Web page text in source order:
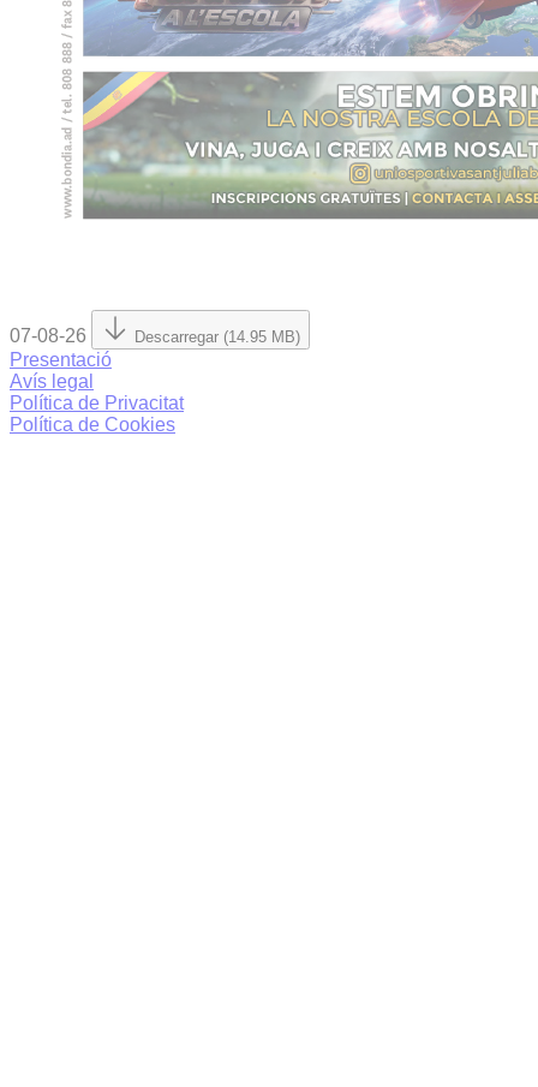
07-08-26 Descarregar (14.95 MB)
Presentació
Avís legal
Política de Privacitat
Política de Cookies